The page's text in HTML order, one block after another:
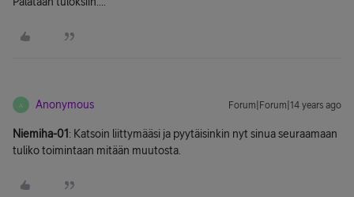
A Anonymous Forum|Forum|14 years ago
Niemiha-01 : Katsoin liittymääsi ja pyytäisinkin nyt sinua seuraamaan
tuliko toimintaan mitään muutosta.